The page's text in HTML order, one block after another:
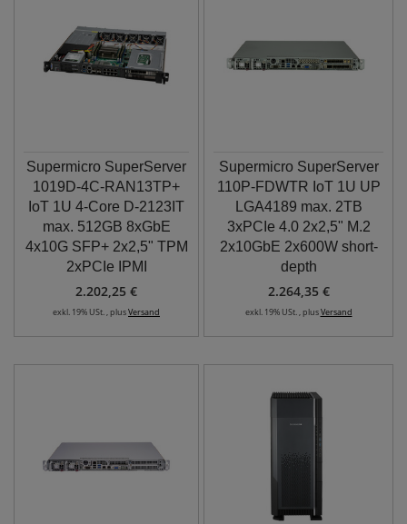
Supermicro SuperServer
1019D-4C-RAN13TP+
IoT 1U 4-Core D-2123IT
max. 512GB 8xGbE
4x10G SFP+ 2x2,5" TPM
2xPCIe IPMI
2.202,25 €
exkl. 19% USt. , plusVersand
Supermicro SuperServer
110P-FDWTR IoT 1U UP
LGA4189 max. 2TB
3xPCIe 4.0 2x2,5" M.2
2x10GbE 2x600W short-
depth
2.264,35 €
exkl. 19% USt. , plusVersand